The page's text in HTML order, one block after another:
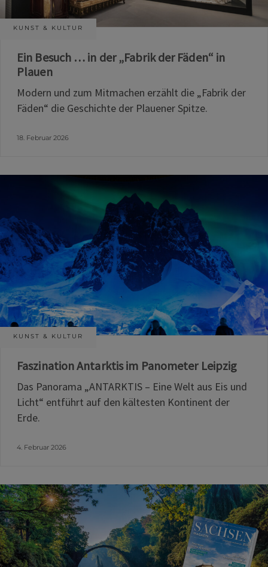
KUNST & KULTUR
Ein Besuch … in der „Fabrik der Fäden“ in
Plauen
Modern und zum Mitmachen erzählt die „Fabrik der
Fäden“ die Geschichte der Plauener Spitze.
18. Februar 2026
KUNST & KULTUR
Faszination Antarktis im Panometer Leipzig
Das Panorama „ANTARKTIS – Eine Welt aus Eis und
Licht“ entführt auf den kältesten Kontinent der
Erde.
4. Februar 2026